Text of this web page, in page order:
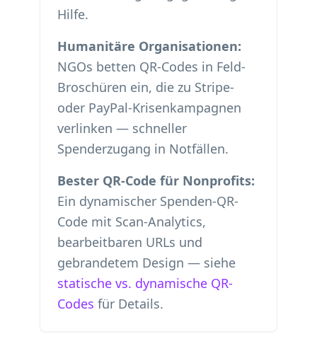
Hilfe.
Humanitäre Organisationen:
NGOs betten QR-Codes in Feld-
Broschüren ein, die zu Stripe-
oder PayPal-Krisenkampagnen
verlinken — schneller
Spenderzugang in Notfällen.
Bester QR-Code für Nonprofits:
Ein dynamischer Spenden-QR-
Code mit Scan-Analytics,
bearbeitbaren URLs und
gebrandetem Design — siehe
statische vs. dynamische QR-
Codes für Details.